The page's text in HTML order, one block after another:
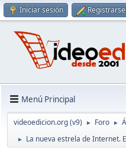
Iniciar sesión Registrarse
Menú Principal
videoedicion.org (v9) ► Foro ►
► La nueva estrela de Internet.